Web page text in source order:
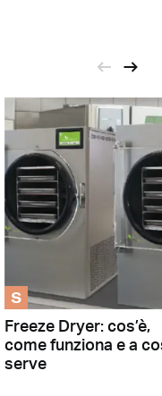
S
Freeze Dryer: cos’è,
come funziona e a
serve